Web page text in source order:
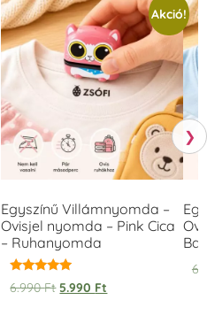
Akció!
Egyszínű Villámnyomda –
Ovisjel nyomda – Pink Cica
– Ruhanyomda
Értékelés:
5.00
6.990Ft 5.990 Ft
❯